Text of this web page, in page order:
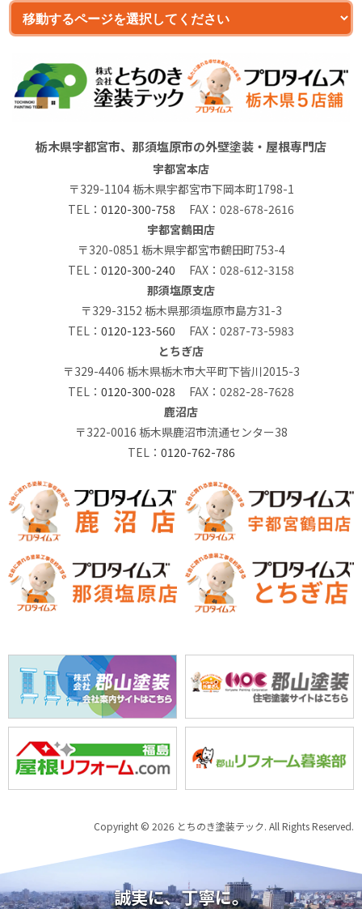
栃木県宇都宮市、那須塩原市の外壁塗装・屋根専門店
宇都宮本店
〒329-1104 栃木県宇都宮市下岡本町1798-1
TEL： 0120-300-758 FAX：028-678-2616
宇都宮鶴田店
〒320-0851 栃木県宇都宮市鶴田町753-4
TEL： 0120-300-240 FAX：028-612-3158
那須塩原支店
〒329-3152 栃木県那須塩原市島方31-3
TEL： 0120-123-560 FAX：0287-73-5983
とちぎ店
〒329-4406 栃木県栃木市大平町下皆川2015-3
TEL： 0120-300-028 FAX：0282-28-7628
鹿沼店
〒322-0016 栃木県鹿沼市流通センター38
TEL： 0120-762-786
Copyright © 2026 とちのき塗装テック. All Rights Reserved.
誠実に、丁寧に。